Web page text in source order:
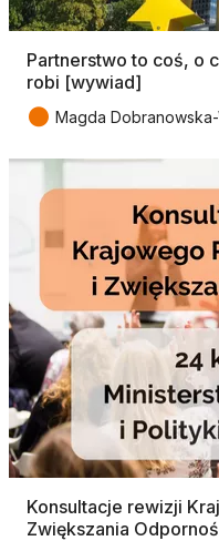
Partnerstwo to coś, o
robi [wywiad]
● Magda
Konsultacje rewizji
Zwiększania